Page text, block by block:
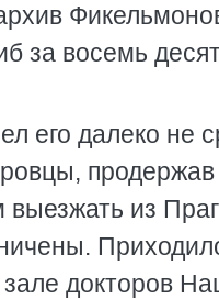
за восемь
его далеко не
из
докторов